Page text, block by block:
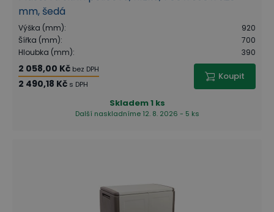
mm, šedá
Výška (mm):
920
Šířka (mm):
700
Hloubka (mm): 390
2 058,00 Kč bez DPH
2 490,18 Kč s DPH
Koupit
Skladem1 ks
Další naskladníme 12. 8. 2026 - 5 ks